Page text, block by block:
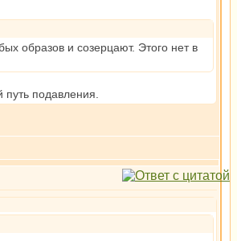
образов и созерцают. Этого нет в
подавления.